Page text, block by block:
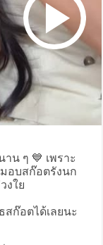
น ๆ 💙 เพราะ
อบสก๊อตรังนก
งใย
ก๊อตได้เลยนะ